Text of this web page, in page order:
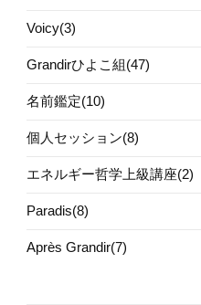
Voicy(3)
Grandirひよこ組(47)
名前鑑定(10)
個人セッション(8)
エネルギー哲学上級講座(2)
Paradis(8)
Après Grandir(7)